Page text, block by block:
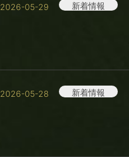
2026-05-29 新着情報
2026-05-28 新着情報